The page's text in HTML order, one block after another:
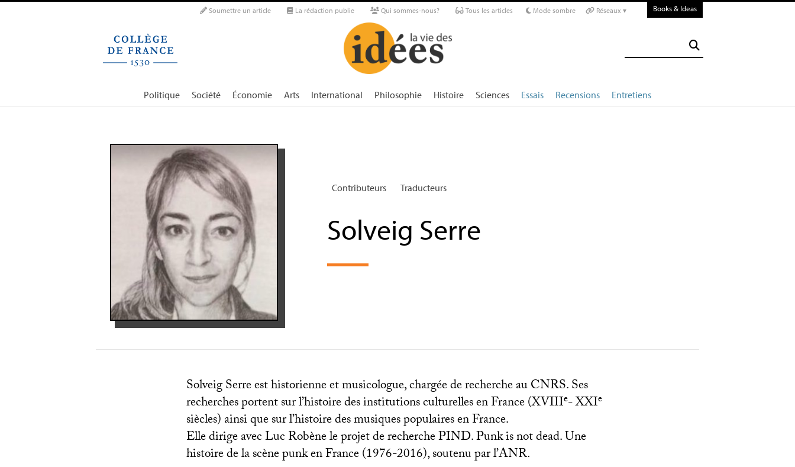
Soumettre un article La rédaction publie Qui sommes-nous? Tous les articles Mode sombre Réseaux ▾ Books & Ideas
Politique Société Économie Arts International Philosophie Histoire Sciences Essais Recensions Entretiens
Contributeurs Traducteurs
Solveig Serre
Solveig Serre est historienne et musicologue, chargée de recherche auCNRS. Ses
recherches portent sur l’histoire des institutions culturelles en France (XVIIIe-XXIe
siècles) ainsi que sur l’histoire des musiques populaires en France.
Elle dirige avec Luc Robène le projet de recherchePIND. Punk is not dead. Une
histoire de la scène punk en France (1976-2016), soutenu par l’ANR.